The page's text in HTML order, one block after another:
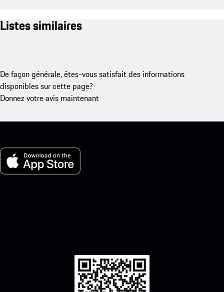
Listes similaires
De façon générale, êtes-vous satisfait des informations
disponibles sur cette page?
Donnez votre avis maintenant